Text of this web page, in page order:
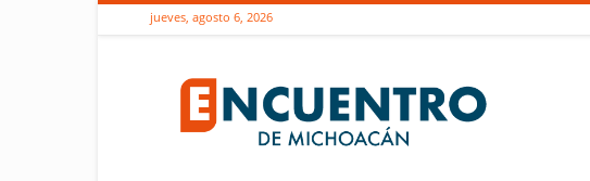
jueves, agosto 6, 2026
de
Michoacán